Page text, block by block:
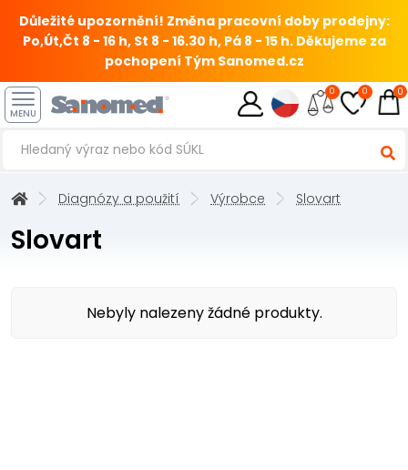
Důležité upozornění! Změna pracovní doby prodejny:
Po,Út,Čt 8 - 16 h, St 8 - 16.30 h, Pá 8 - 15 h. Děkujeme za
pochopení Tým Sanomed.cz
MENU
0 0 0
Diagnózy a použití Výrobce Slovart
Slovart
Nebyly nalezeny žádné produkty.